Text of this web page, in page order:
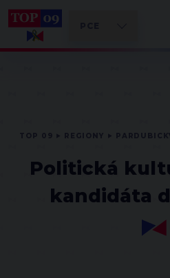
Politická
kandidáta